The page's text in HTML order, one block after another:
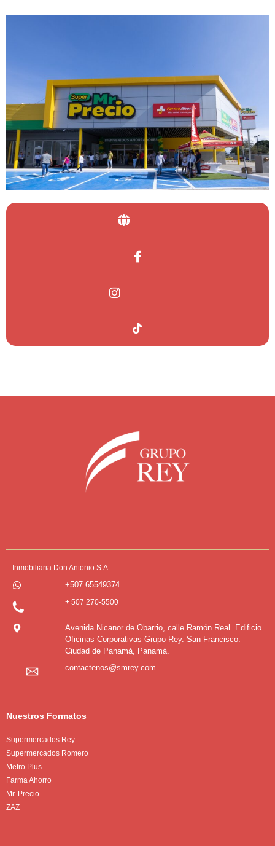
Inmobiliaria Don Antonio S.A.
+507 65549374
+ 507 270-5500
Avenida Nicanor de Obarrio, calle Ramón Real. Edificio
Oficinas Corporativas Grupo Rey. San Francisco.
Ciudad de Panamá, Panamá.
contactenos@smrey.com
Nuestros Formatos
Supermercados Rey
Supermercados Romero
Metro Plus
Farma Ahorro
Mr. Precio
ZAZ